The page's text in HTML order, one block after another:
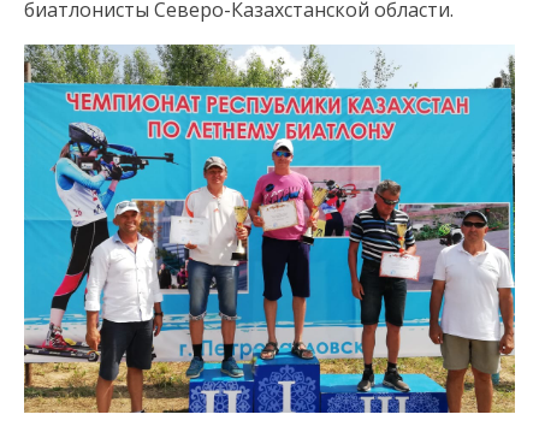
биатлонисты Северо-Казахстанской области.